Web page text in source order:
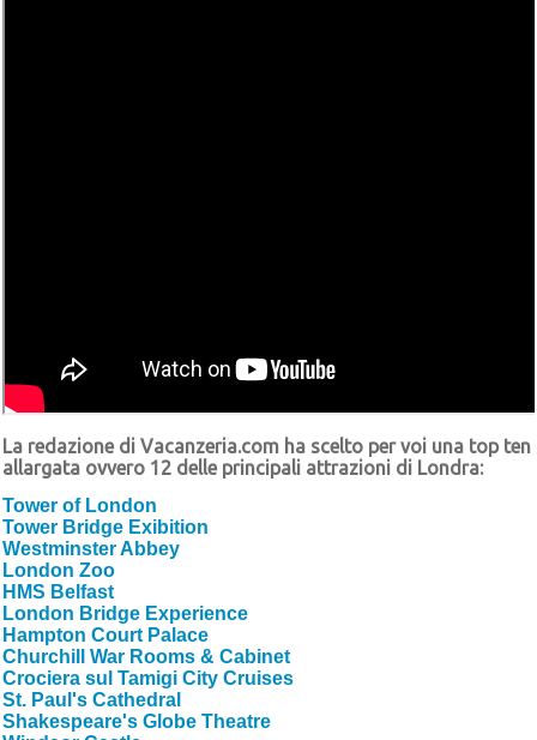
La redazione di Vacanzeria.com ha scelto per voi una top ten
allargata ovvero 12 delle principali attrazioni di Londra:
Tower of London
Tower Bridge Exibition
Westminster Abbey
London Zoo
HMS Belfast
London Bridge Experience
Hampton Court Palace
Churchill War Rooms & Cabinet
Crociera sul Tamigi City Cruises
St. Paul's Cathedral
Shakespeare's Globe Theatre